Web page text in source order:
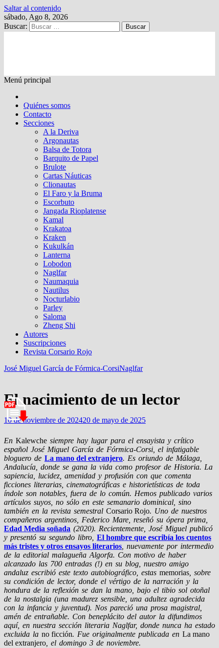
Saltar al contenido
sábado, Ago 8, 2026
Buscar:
Menú principal
Quiénes somos
Contacto
Secciones
A la Deriva
Argonautas
Balsa de Totora
Barquito de Papel
Brulote
Cartas Náuticas
Clionautas
El Faro y la Bruma
Escorbuto
Jangada Rioplatense
Kamal
Krakatoa
Kraken
Kukulkán
Lanterna
Lobodon
Naglfar
Naumaquia
Nautilus
Nocturlabio
Parley
Saloma
Zheng Shi
Autores
Suscripciones
Revista Corsario Rojo
José Miguel García de Fórmica-CorsiNaglfar
El nacimiento de un lector
10 de noviembre de 202420 de mayo de 2025
En Kalewche siempre hay lugar para el ensayista y crítico
español José Miguel García de Fórmica-Corsi, el infatigable
bloguero de La mano del extranjero. Es oriundo de Málaga,
Andalucía, donde se gana la vida como profesor de Historia. La
sapiencia, lucidez, amenidad y profusión con que comenta
ficciones literarias, cinematográficas e historietísticas de toda
índole son notables, fuera de lo común. Hemos publicado varios
artículos suyos, no sólo en este semanario dominical, sino
también en la revista semestral Corsario Rojo. Uno de nuestros
compañeros argentinos, Federico Mare, reseñó su ópera prima,
Edad Media soñada (2020). Recientemente, José Miguel publicó
y presentó su segundo libro, El hombre que escribía los cuentos
más tristes y otros ensayos literarios, nuevamente por intermedio
de la editorial malagueña Algorfa. Con motivo de haber
alcanzado las 700 entradas (!) en su blog, nuestro amigo
andaluz escribió este texto autobiográfico, estas memorias, sobre
su condición de lector, donde el vértigo de la narración y la
hondura de la reflexión se dan la mano, bajo el tibio sol otoñal
de la nostalgia (una madurez sensible, una adultez agradecida
con la infancia y juventud). Nos pareció una prosa magistral,
amén de entrañable. Con beneplácito del autor la difundimos
aquí, en nuestra sección literaria Naglfar, donde nunca ha estado
excluida la no ficción. Fue originalmente publicada en La mano
del extranjero, el domingo 3 de noviembre.